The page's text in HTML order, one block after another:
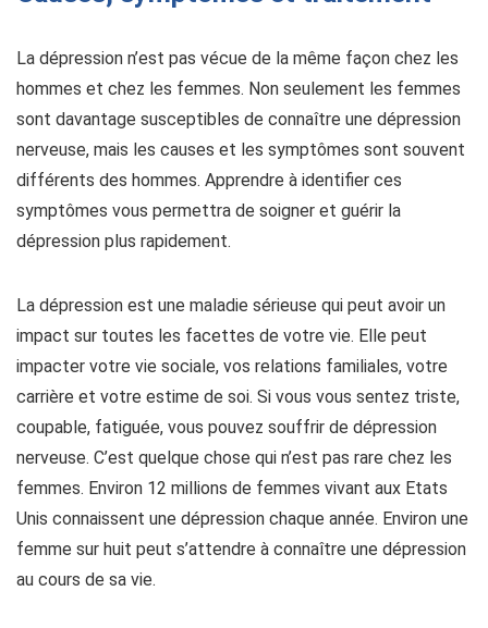
La dépression n’est pas vécue de la même façon chez les
hommes et chez les femmes. Non seulement les femmes
sont davantage susceptibles de connaître une dépression
nerveuse, mais les causes et les symptômes sont souvent
différents des hommes. Apprendre à identifier ces
symptômes vous permettra de soigner et guérir la
dépression plus rapidement.
La dépression est une maladie sérieuse qui peut avoir un
impact sur toutes les facettes de votre vie. Elle peut
impacter votre vie sociale, vos relations familiales, votre
carrière et votre estime de soi. Si vous vous sentez triste,
coupable, fatiguée, vous pouvez souffrir de dépression
nerveuse. C’est quelque chose qui n’est pas rare chez les
femmes. Environ 12 millions de femmes vivant aux Etats
Unis connaissent une dépression chaque année. Environ une
femme sur huit peut s’attendre à connaître une dépression
au cours de sa vie.